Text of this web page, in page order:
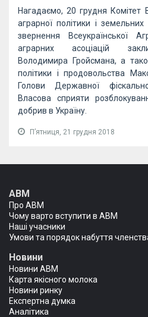
Нагадаємо, 20 грудня Комітет
аграрної політики і
звернення Всеукраїнської
аграрних асоціацій
Володимира Гройсмана, а
політики і продовольства
Голови Державної
Власова сприяти
добрив в Україну.
Пʼятниця, 21 грудня 2018
АВМ
Про АВМ
Чому варто вступити в АВМ
Наші учасники
Умови та порядок набуття
Новини
Новини АВМ
Карта якісного молока
Новини ринку
Експертна думка
Аналітика